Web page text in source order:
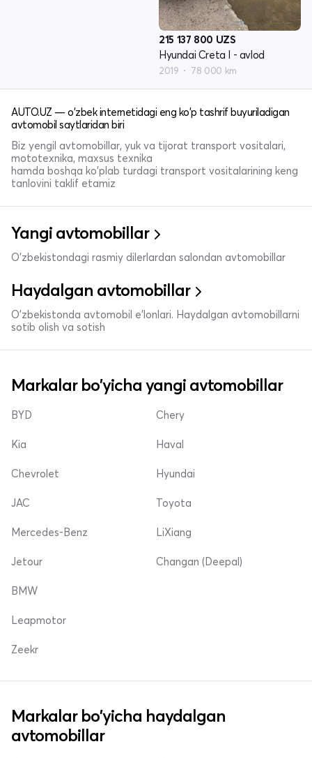
215 137 800 UZS
Hyundai Creta I - avlod
2019 78 000 km
AUTO.UZ — o'zbek internetidagi eng ko'p tashrif buyuriladigan
avtomobil saytlaridan biri
Biz yengil avtomobillar, yuk va tijorat transport vositalari,
mototexnika, maxsus texnika
hamda boshqa ko'plab turdagi transport vositalarining keng
tanlovini taklif etamiz
Yangi avtomobillar
O'zbekistondagi rasmiy dilerlardan salondan avtomobillar
Haydalgan avtomobillar
O'zbekistonda avtomobil e’lonlari. Haydalgan avtomobillarni
sotib olish va sotish
Markalar bo'yicha yangi avtomobillar
BYD
Kia
Chevrolet
Chery
Haval
Hyundai
JAC
Mercedes-Benz
Jetour
Toyota
LiXiang
Changan (Deepal)
BMW
Leapmotor
Zeekr
Markalar bo'yicha haydalgan
avtomobillar